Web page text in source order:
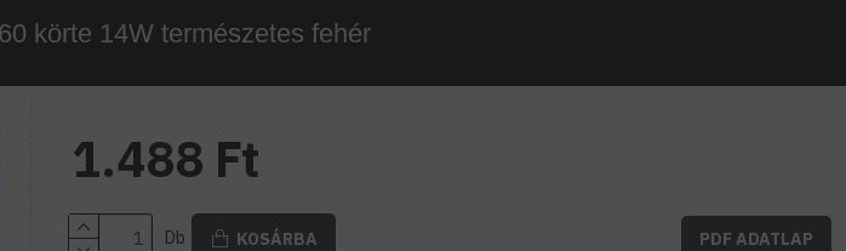
körte 14W természetes fehér
1.488 Ft
Db KOSÁRBA PDF ADATLAP